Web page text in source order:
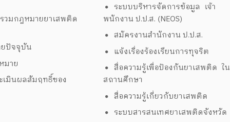
วมกฎหมายยาเสพติด
ปัจจุบัน
มาย
เมินผลสัมฤทธิ์ของ
ระบบบริหารจัดการข้อมูล เจ้า
พนักงาน ป.ป.ส. (NEOS)
สมัครงานสำนักงาน ป.ป.ส.
แจ้งเรื่องร้องเรียนการทุจริต
สื่อความรู้เพื่อป้องกันยาเสพติด ใน
สถานศึกษา
สื่อความรู้เกี่ยวกับยาเสพติด
ระบบสารสนเทศยาเสพติดจังหวัด